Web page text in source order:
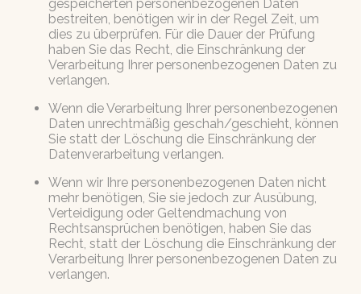
gespeicherten personenbezogenen Daten
bestreiten, benötigen wir in der Regel Zeit, um
dies zu überprüfen. Für die Dauer der Prüfung
haben Sie das Recht, die Einschränkung der
Verarbeitung Ihrer personenbezogenen Daten zu
verlangen.
Wenn die Verarbeitung Ihrer personenbezogenen
Daten unrechtmäßig geschah/geschieht, können
Sie statt der Löschung die Einschränkung der
Datenverarbeitung verlangen.
Wenn wir Ihre personenbezogenen Daten nicht
mehr benötigen, Sie sie jedoch zur Ausübung,
Verteidigung oder Geltendmachung von
Rechtsansprüchen benötigen, haben Sie das
Recht, statt der Löschung die Einschränkung der
Verarbeitung Ihrer personenbezogenen Daten zu
verlangen.